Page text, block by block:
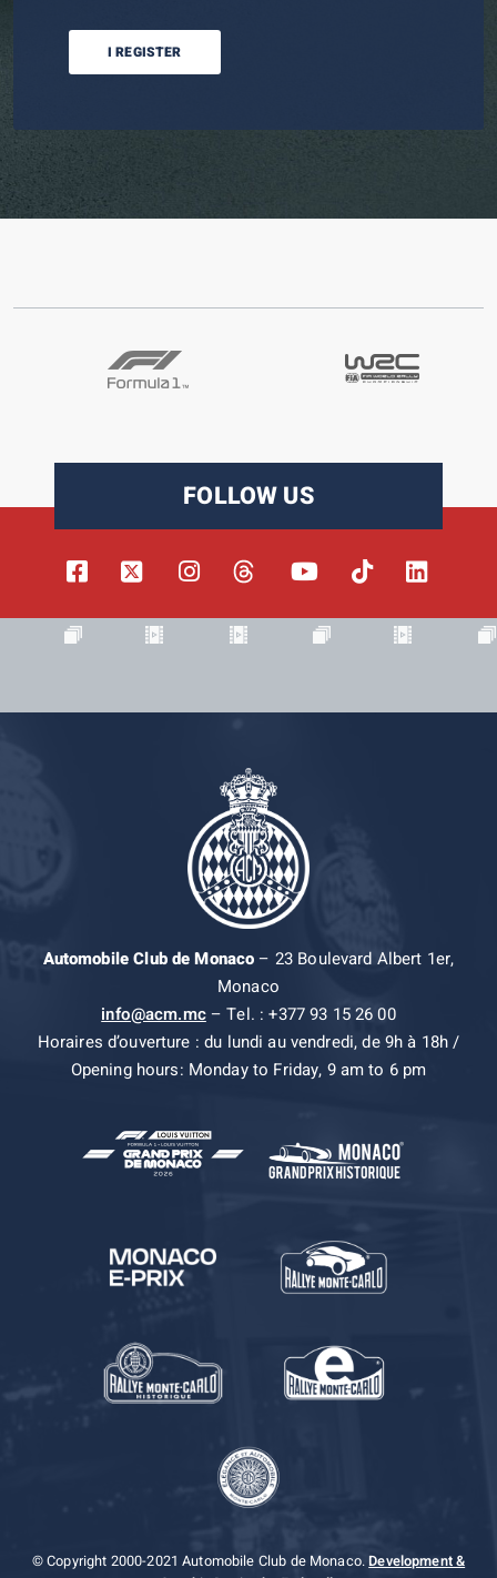
I REGISTER
FOLLOW US
Automobile Club de Monaco– 23 Boulevard Albert 1er,
Monaco
info@acm.mc– Tel. : +377 93 15 26 00
Horaires d’ouverture : du lundi au vendredi, de 9h à 18h /
Opening hours: Monday to Friday, 9 am to 6 pm
© Copyright 2000-2021 Automobile Club de Monaco.Development &